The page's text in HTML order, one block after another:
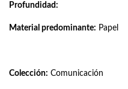
Profundidad:
Material predominante: Papel
Colección: Comunicación